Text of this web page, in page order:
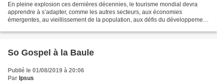
En pleine explosion ces dernières décennies, le tourisme mondial devra
apprendre à s’adapter, comme les autres secteurs, aux économies
émergentes, au vieillissement de la population, aux défis du développement
So Gospel à la Baule
Publié le 01/08/2019 à 20:06
Par Ipsus